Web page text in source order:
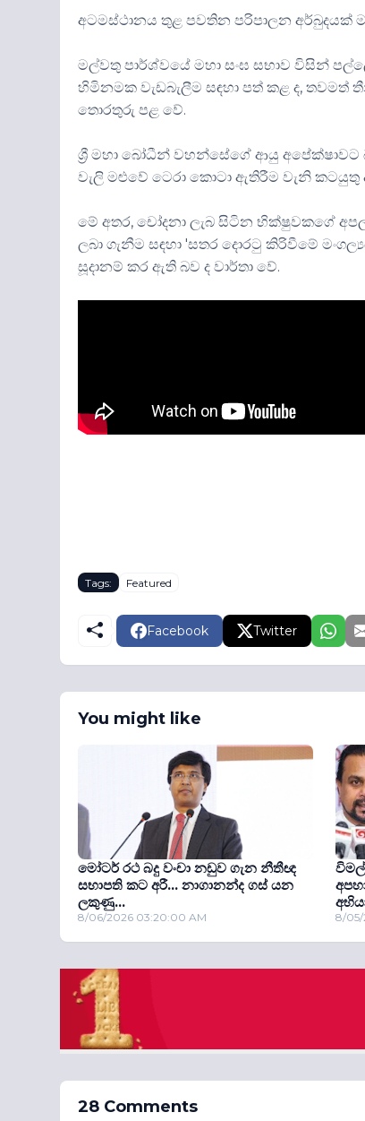
අටමස්ථානය තුළ පවතින පරිපාලන අර්බුදයක්
මල්වතු පාර්ශ්වයේ මහා සංඝ සභාව විසින්
හිමිනමක වැඩබැලීම සඳහා පත් කළ ද,
තොරතුරු පළ වේ.
ශ්‍රී මහා බෝධීන් වහන්සේගේ ආයු අපේක්ෂාවට
වැලි මළුවේ ටෙරා කොටා ඇතිරීම වැනි
මේ අතර, චෝදනා ලැබ සිටින භික්ෂුවකගේ
ලබා ගැනීම සඳහා 'සතර දොරටු කිරිවීමේ
සූදානම් කර ඇති බව ද වාර්තා වේ.
Tags: Featured
Facebook Twitter
You might like
මෝටර් රථ බදු වංචා නඩුව ගැන නීතීඥ
සභාපති කට අරී... නාගානන්ද ගස් යන
ලකුණු...
8/06/2026 03:20:00 AM 8/05/
28 Comments